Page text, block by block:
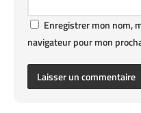
Enregistrer mon nom,
navigateur pour mon